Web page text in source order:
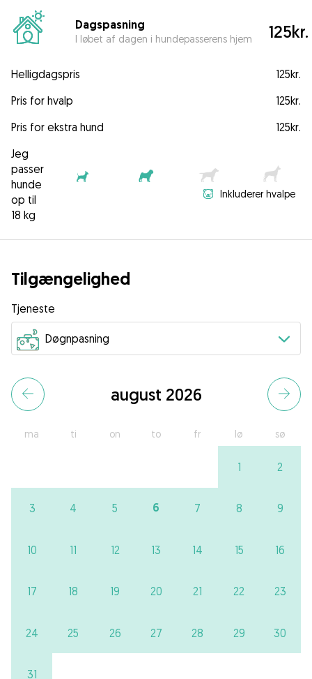
Dagspasning
I løbet af dagen i hundepasserens hjem 125kr.
Helligdagspris
125kr.
Pris for hvalp
125kr.
Pris for ekstra hund
125kr.
Jeg
passer
hunde
op til
18 kg
Inkluderer hvalpe
Tilgængelighed
Tjeneste
august 2026
ma ti on to fr lø sø
1 2
3 4 5 6 7 8 9
10 11 12 13 14 15 16
17 18 19 20 21 22 23
24 25 26 27 28 29 30
31